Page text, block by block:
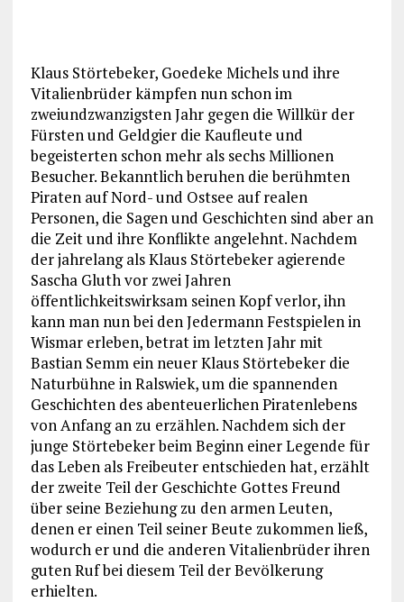
Klaus Störtebeker, Goedeke Michels und ihre
Vitalienbrüder kämpfen nun schon im
zweiundzwanzigsten Jahr gegen die Willkür der
Fürsten und Geldgier die Kaufleute und
begeisterten schon mehr als sechs Millionen
Besucher. Bekanntlich beruhen die berühmten
Piraten auf Nord- und Ostsee auf realen
Personen, die Sagen und Geschichten sind aber an
die Zeit und ihre Konflikte angelehnt. Nachdem
der jahrelang als Klaus Störtebeker agierende
Sascha Gluth vor zwei Jahren
öffentlichkeitswirksam seinen Kopf verlor, ihn
kann man nun bei den Jedermann Festspielen in
Wismar erleben, betrat im letzten Jahr mit
Bastian Semm ein neuer Klaus Störtebeker die
Naturbühne in Ralswiek, um die spannenden
Geschichten des abenteuerlichen Piratenlebens
von Anfang an zu erzählen. Nachdem sich der
junge Störtebeker beim Beginn einer Legende für
das Leben als Freibeuter entschieden hat, erzählt
der zweite Teil der Geschichte Gottes Freund
über seine Beziehung zu den armen Leuten,
denen er einen Teil seiner Beute zukommen ließ,
wodurch er und die anderen Vitalienbrüder ihren
guten Ruf bei diesem Teil der Bevölkerung
erhielten.